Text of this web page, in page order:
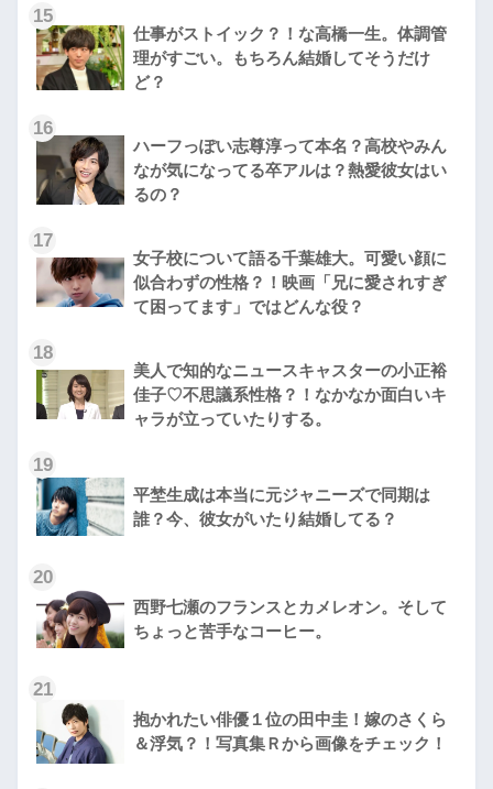
15
仕事がストイック？！な高橋一生。体調管
理がすごい。もちろん結婚してそうだけ
ど？
16
ハーフっぽい志尊淳って本名？高校やみん
なが気になってる卒アルは？熱愛彼女はい
るの？
17
女子校について語る千葉雄大。可愛い顔に
似合わずの性格？！映画「兄に愛されすぎ
て困ってます」ではどんな役？
18
美人で知的なニュースキャスターの小正裕
佳子♡不思議系性格？！なかなか面白いキ
ャラが立っていたりする。
19
平埜生成は本当に元ジャニーズで同期は
誰？今、彼女がいたり結婚してる？
20
西野七瀬のフランスとカメレオン。そして
ちょっと苦手なコーヒー。
21
抱かれたい俳優１位の田中圭！嫁のさくら
＆浮気？！写真集Ｒから画像をチェック！